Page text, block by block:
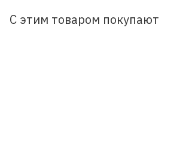
С этим товаром покупают